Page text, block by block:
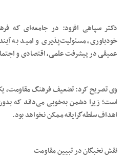
دکتر سپاهی افزود: در جامعه‌ای که
خودباوری، مسئولیت‌پذیری و امید به
عمیقی در پیشرفت علمی، اقتصادی و
وی تصریح کرد: تضعیف فرهنگ مقاومت،
است؛ زیرا دشمن به‌خوبی می‌داند که
اهداف سلطه‌گرایانه ممکن نخواهد بود.
نقش نخبگان در تبیین مقاومت